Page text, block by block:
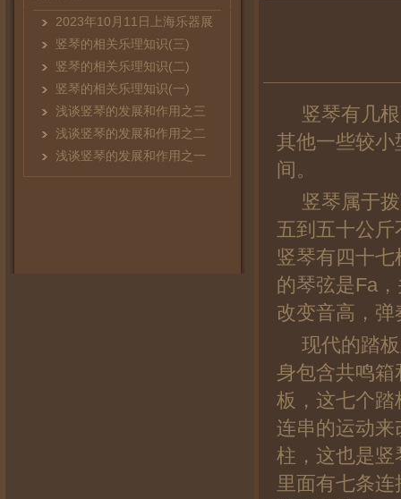
2023年10月11日上海乐器展
竖琴的相关乐理知识(三)
竖琴的相关乐理知识(二)
竖琴的相关乐理知识(一)
浅谈竖琴的发展和作用之三
浅谈竖琴的发展和作用之二
浅谈竖琴的发展和作用之一
竖琴有几
其他一些较
间。
竖琴属于
五到五十公
竖琴有四十
的琴弦是Fa
改变音高，
现代的踏
身包含共鸣
板，这七个
连串的运动
柱，这也是
里面有七条